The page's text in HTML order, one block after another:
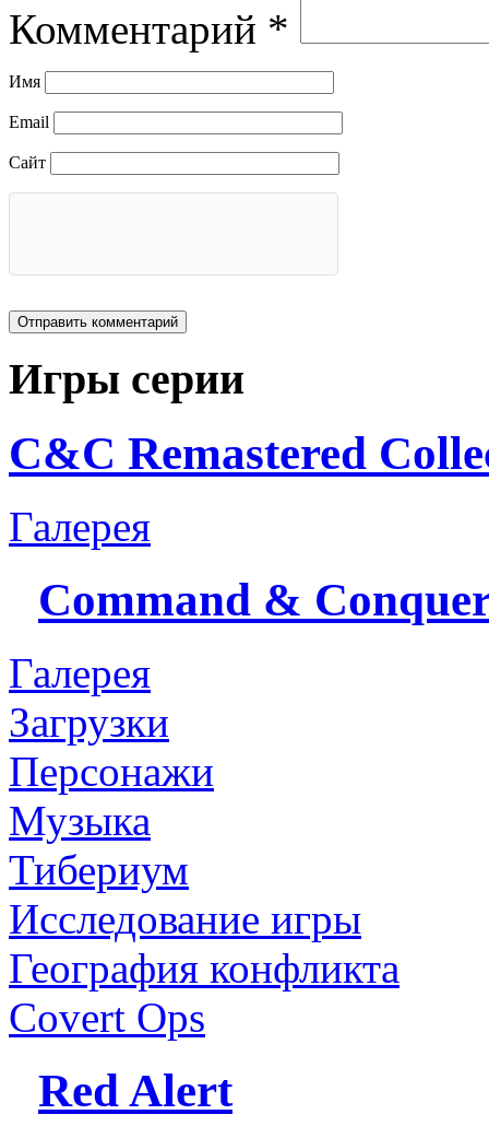
Комментарий *
Имя
Email
Сайт
Игры серии
C&C Remastered
Галерея
Command &
Галерея
Загрузки
Персонажи
Музыка
Тибериум
Исследование игры
География конфликта
Covert Ops
Red Alert